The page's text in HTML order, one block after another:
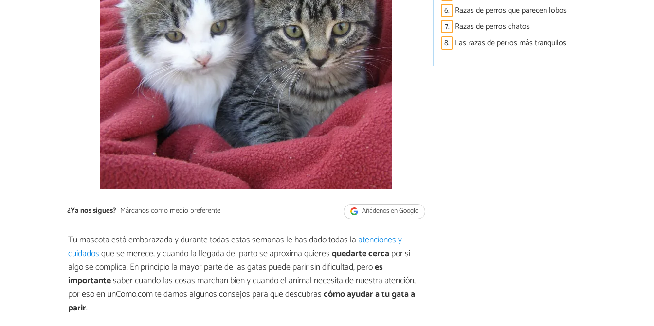
¿Ya nos sigues? Márcanos como medio preferente Añádenos en Google
Tu mascota está embarazada y durante todas estas semanas le has dado todas la atenciones y
cuidadosque se merece, y cuando la llegada del parto se aproxima quieresquedarte cercapor si
algo se complica. En principio la mayor parte de las gatas puede parir sin dificultad, peroes
importantesaber cuando las cosas marchan bien y cuando el animal necesita de nuestra atención,
por eso en unComo.com te damos algunos consejos para que descubrascómo ayudar a tu gata a
parir.
6. Razas de perros que parecen lobos
7. Razas de perros chatos
8. Las razas de perros más tranquilos